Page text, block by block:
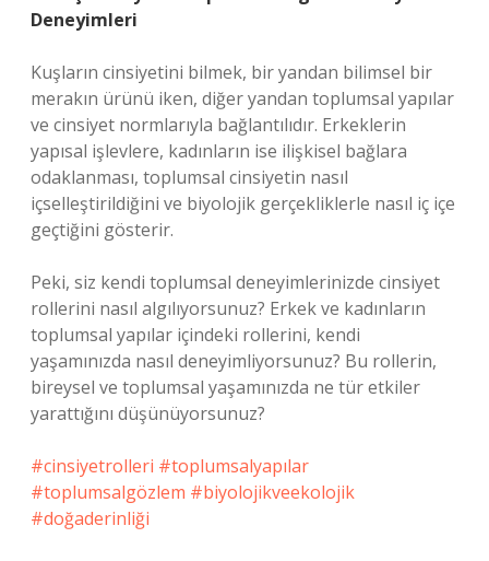
Deneyimleri
Kuşların cinsiyetini bilmek, bir yandan bilimsel bir
merakın ürünü iken, diğer yandan toplumsal yapılar
ve cinsiyet normlarıyla bağlantılıdır. Erkeklerin
yapısal işlevlere, kadınların ise ilişkisel bağlara
odaklanması, toplumsal cinsiyetin nasıl
içselleştirildiğini ve biyolojik gerçekliklerle nasıl iç içe
geçtiğini gösterir.
Peki, siz kendi toplumsal deneyimlerinizde cinsiyet
rollerini nasıl algılıyorsunuz? Erkek ve kadınların
toplumsal yapılar içindeki rollerini, kendi
yaşamınızda nasıl deneyimliyorsunuz? Bu rollerin,
bireysel ve toplumsal yaşamınızda ne tür etkiler
yarattığını düşünüyorsunuz?
#cinsiyetrolleri #toplumsalyapılar
#toplumsalgözlem #biyolojikveekolojik
#doğaderinliği